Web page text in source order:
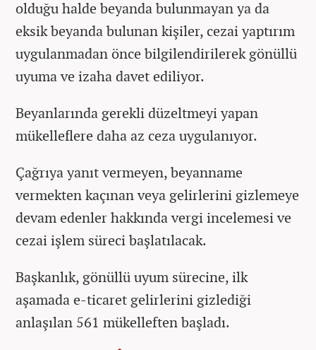
olduğu halde beyanda bulunmayan ya da
eksik beyanda bulunan kişiler, cezai yaptırım
uygulanmadan önce bilgilendirilerek gönüllü
uyuma ve izaha davet ediliyor.
Beyanlarında gerekli düzeltmeyi yapan
mükelleflere daha az ceza uygulanıyor.
Çağrıya yanıt vermeyen, beyanname
vermekten kaçınan veya gelirlerini gizlemeye
devam edenler hakkında vergi incelemesi ve
cezai işlem süreci başlatılacak.
Başkanlık, gönüllü uyum sürecine, ilk
aşamada e-ticaret gelirlerini gizlediği
anlaşılan 561 mükelleften başladı.